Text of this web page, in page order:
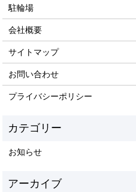
駐輪場
会社概要
サイトマップ
お問い合わせ
プライバシーポリシー
お知らせ